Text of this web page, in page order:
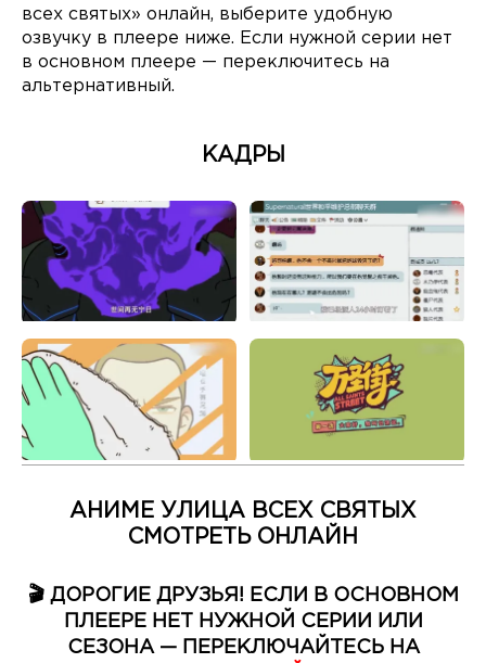
всех святых» онлайн, выберите удобную
озвучку в плеере ниже. Если нужной серии нет
в основном плеере — переключитесь на
альтернативный.
КАДРЫ
АНИМЕ УЛИЦА ВСЕХ СВЯТЫХ
СМОТРЕТЬ ОНЛАЙН
🎬 ДОРОГИЕ ДРУЗЬЯ! ЕСЛИ В ОСНОВНОМ
ПЛЕЕРЕ НЕТ НУЖНОЙ СЕРИИ ИЛИ
СЕЗОНА — ПЕРЕКЛЮЧАЙТЕСЬ НА